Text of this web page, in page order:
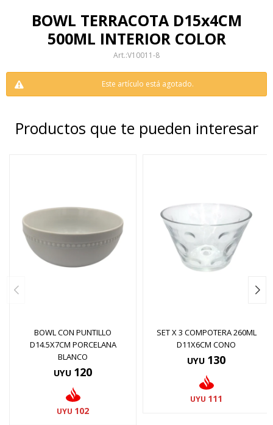
BOWL TERRACOTA D15x4CM
500ML INTERIOR COLOR
V10011-8
Este artículo está agotado.
Productos que te pueden interesar
BOWL CON PUNTILLO
D14.5X7CM PORCELANA
BLANCO
UYU 120
UYU 102
SET X 3 COMPOTERA 260ML
D11X6CM CONO
UYU 130
UYU 111